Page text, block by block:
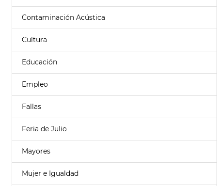
Contaminación Acústica
Cultura
Educación
Empleo
Fallas
Feria de Julio
Mayores
Mujer e Igualdad